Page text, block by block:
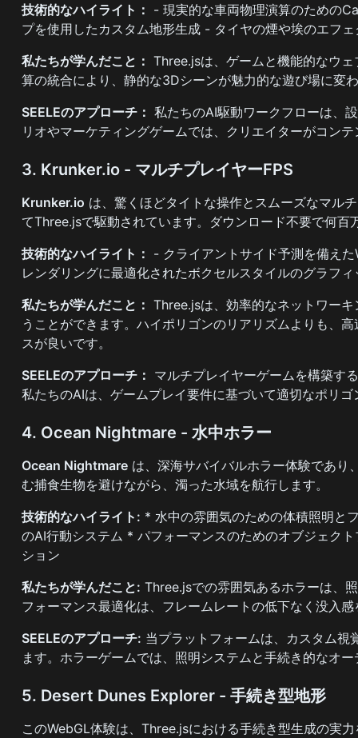
技術的なハイライト： - 現実的な車両物理演算のための
プを使用したカスタム地形生成 - タイヤの煙や埃のエフ
私たちが学んだこと： Three.jsは、ゲームと機能的なウ
算の統合により、静的な3Dシーンが魅力的な遊び場に変
SEELEのアプローチ： 私たちのAI駆動ワークフローは、
リオやマーケティングゲームでは、クリエイターがコン
3. Krunker.io - マルチプレイヤーFPS
Krunker.io は、驚くほどタイトな操作とスムーズなマル
てThree.jsで駆動されています。ダウンロード不要で何
技術的なハイライト： - クライアントサイド予測を備え
レンダリングに最適化されたボクセルスタイルのグラフ
私たちが学んだこと： Three.jsは、効率的なネットワー
うことができます。ハイポリゴンのリアリズムよりも、
スが良いです。
SEELEのアプローチ： マルチプレイヤーゲームを構築す
私たちのAIは、ゲームプレイ要件に基づいて適切なポリ
4. Ocean Nightmare - 水中ホラー
Ocean Nightmare は、深海サバイバルホラー体験であり
む捕食生物を避けながら、濁った水域を航行します。
技術的なハイライト: * 水中の雰囲気のための体積照明と
のAI行動システム * パフォーマンスのためのオブジェク
ション
私たちが学んだこと: Three.jsでの雰囲気あるホラーは、
フォーマンス最適化は、フレームレートの低下なく没入
SEELEのアプローチ: 当プラットフォームは、カスタム視
ます。ホラーゲームでは、照明システムと手続き的なオ
5. Desert Dunes Explorer - 手続き型地形
このWebGL体験は、Three.jsにおける手続き型生成の実